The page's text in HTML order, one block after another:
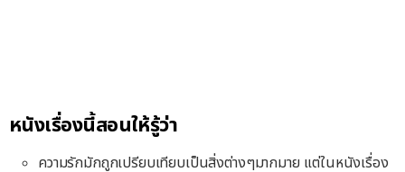
หนังเรื่องนี้สอนให้รู้ว่า
ความรักมักถูกเปรียบเทียบเป็นสิ่งต่างๆมากมาย แต่ในหนังเรื่อง